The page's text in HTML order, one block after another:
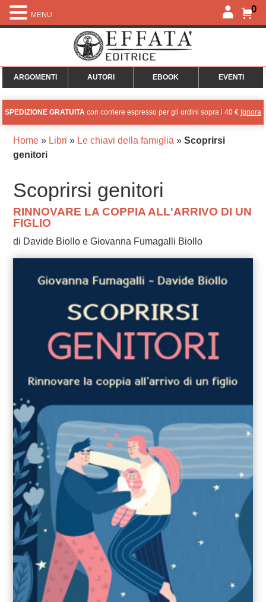
0
ARGOMENTI AUTORI EBOOK EVENTI
SPEDIZIONE GRATUITA con corriere espresso per gli ordini sopra i 40 € Ignora
Home» Libri » Le chiavi della famiglia » Scoprirsi
genitori
Scoprirsi genitori
RINNOVARE LA COPPIA ALL'ARRIVO DI UN
FIGLIO
di Davide Biollo e Giovanna Fumagalli Biollo
MENU